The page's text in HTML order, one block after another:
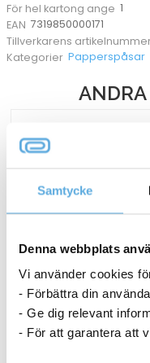
Samtycke
Denna webbplats
Vi använder cookies
- Förbättra din
- Ge dig relevant
- För att garantera att
För hel kartong ange 1
EAN 7319850000171
Tillverkarens
Kategorier Papperspåsar